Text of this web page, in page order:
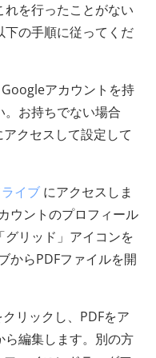
を行ったことがない
の手順に従ってくだ
アカウントを持
。お持ちでない場合
クセスして設定して
イブ にアクセスしま
ウントのプロフィール
リッド」アイコンを
からPDFファイルを開
リックし、PDFをア
ら編集します。別の方